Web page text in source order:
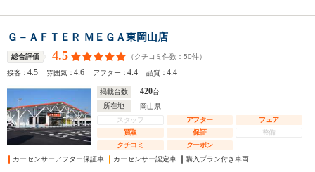
Ｇ－ＡＦＴＥＲ ＭＥＧＡ東岡山店
総合評価 4.5 （クチコミ件数： 50件）
接客：4.5 雰囲気：4.6 アフター：4.4 品質：4.4
掲載台数 420台
所在地
岡山県
スタッフ
アフター
フェア
買取
保証
整備
クチコミ
クーポン
カーセンサーアフター保証車
カーセンサー認定車 購入プラン付き車両